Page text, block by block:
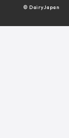
© DairyJapan